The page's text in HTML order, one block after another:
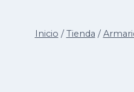
Inicio / Tienda /